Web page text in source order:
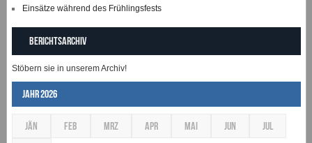
Einsätze während des Frühlingsfests
Berichtsarchiv
Stöbern sie in unserem Archiv!
Jahr 2026
JÄN FEB MRZ APR MAI JUN JUL